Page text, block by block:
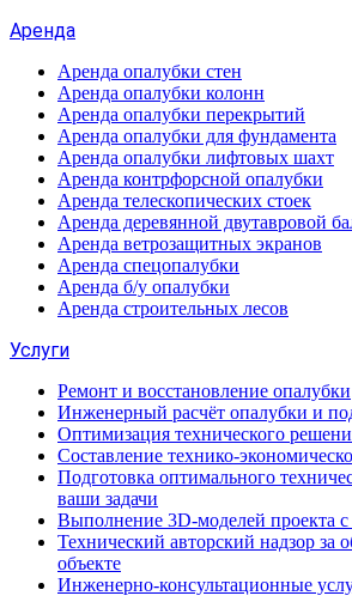
Аренда
Аренда опалубки стен
Аренда опалубки колонн
Аренда опалубки перекрытий
Аренда опалубки для фундамента
Аренда опалубки лифтовых шахт
Аренда контрфорсной опалубки
Аренда телескопических стоек
Аренда деревянной двутавровой
Аренда ветрозащитных экранов
Аренда спецопалубки
Аренда б/у опалубки
Аренда строительных лесов
Услуги
Ремонт и восстановление опалубки
Инженерный расчёт опалубки и
Оптимизация технического
Составление технико-
Подготовка оптимального
ваши задачи
Выполнение 3D-моделей проекта с
Технический авторский надзор за
объекте
Инженерно-консультационные